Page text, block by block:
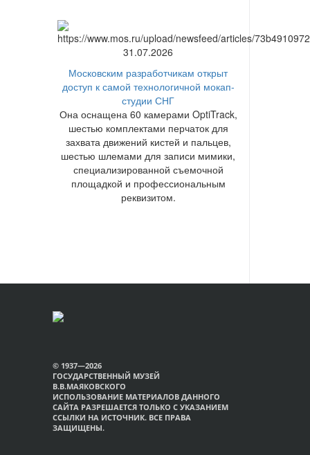
31.07.2026
Московским разработчикам открыт
доступ к самой технологичной мокап-
студии СНГ
Она оснащена 60 камерами OptiTrack,
шестью комплектами перчаток для
захвата движений кистей и пальцев,
шестью шлемами для записи мимики,
специализированной съемочной
площадкой и профессиональным
реквизитом.
© 1937—2026
ГОСУДАРСТВЕННЫЙ МУЗЕЙ
В.В.МАЯКОВСКОГО
ИСПОЛЬЗОВАНИЕ МАТЕРИАЛОВ ДАННОГО
САЙТА РАЗРЕШАЕТСЯ ТОЛЬКО С УКАЗАНИЕМ
ССЫЛКИ НА ИСТОЧНИК. ВСЕ ПРАВА
ЗАЩИЩЕНЫ.